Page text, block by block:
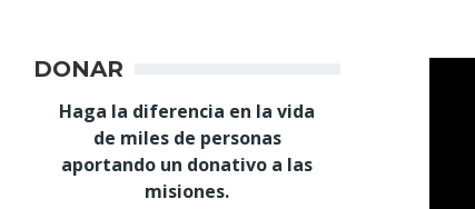
DONAR
Haga la diferencia en la vida
de miles de personas
aportando un donativo a las
misiones.